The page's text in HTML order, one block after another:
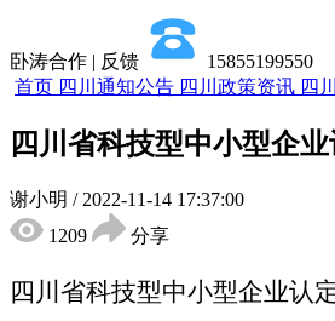
卧涛合作 | 反馈
15855199550
首页 四川通知公告 四川政策资讯 四
四川省科技型中小型企
谢小明 / 2022-11-14 17:37:00
1209
分享
四川省科技型中小型企业认